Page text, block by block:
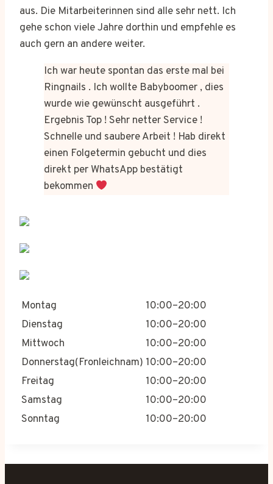
aus. Die Mitarbeiterinnen sind alle sehr nett. Ich
gehe schon viele Jahre dorthin und empfehle es
auch gern an andere weiter.
Ich war heute spontan das erste mal bei
Ringnails . Ich wollte Babyboomer , dies
wurde wie gewünscht ausgeführt .
Ergebnis Top ! Sehr netter Service !
Schnelle und saubere Arbeit ! Hab direkt
einen Folgetermin gebucht und dies
direkt per WhatsApp bestätigt
bekommen
Montag
10:00–20:00
Dienstag
10:00–20:00
Mittwoch
10:00–20:00
Donnerstag(Fronleichnam) 10:00–20:00
Freitag
10:00–20:00
Samstag
10:00–20:00
Sonntag
10:00–20:00